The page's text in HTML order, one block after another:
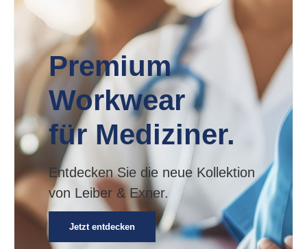
Premium
Workwear
für Mediziner.
Entdecken Sie die neue Kollektion
von Leiber & Exner.
Jetzt entdecken